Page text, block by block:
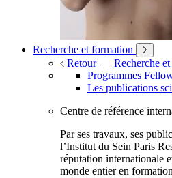
Recherche et formation
Retour
Recherche
Programmes
Les publications
Centre de référence
Par ses travaux, ses
l’Institut du Sein Paris
réputation internationale
monde entier en